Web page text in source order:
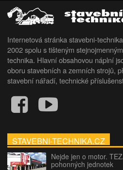
Internetová stránka stavebni-
2002 spolu s tišteným
technika. Hlavní obsahovou náplní
oboru stavebních a zemních strojů,
stavební nářadí, technické
STAVEBNI-TECHNIKA.CZ
Nejde jen o motor.
pohonných jednotek